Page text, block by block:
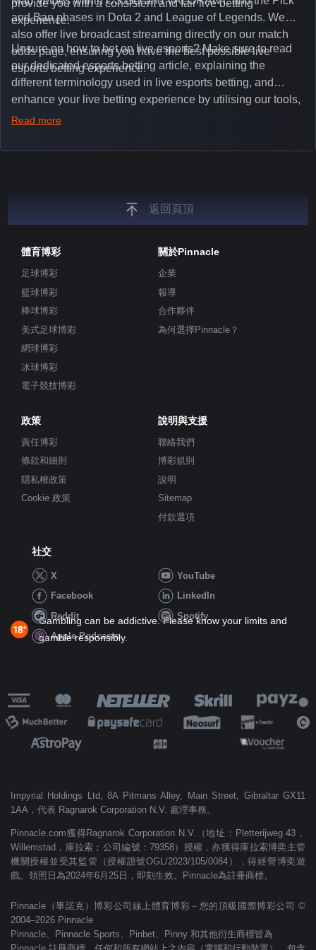
provide you with a consistent and fair live betting
experience.
and Ban phases in Dota 2 and League of Legends. We
also offer live broadcast streaming directly on our match
odds page, ensuring you have the best possible live
esports betting experience.
Unsure on how to bet on live esports? Make sure to read
our dedicated esports betting article, explaining the
different terminology used in live esports betting, and
enhance your live betting experience by utilising our tools,
such as integrated live broadcasts, match and round
unique insights on the latest esports events.
Read more
返回頁頂
體育博彩
足球博彩
籃球博彩
棒球博彩
美式足球博彩
網球博彩
冰球博彩
電子競技博彩
關於Pinnacle
企業
報導
合作夥伴
為何選擇Pinnacle？
政策
責任博彩
條款和細則
隱私權政策
Cookie 政策
說明與支援
聯絡我們
博彩規則
說明
Sitemap
付款選項
社交
X
YouTube
Facebook
LinkedIn
Reddit
Spotify
Apple Podcasts
Gambling can be addictive. Please know your limits and
gamble responsibly.
Impyrial Holdings Ltd, 8A Pitmans Alley, Main Street, Gibraltar GX11
1AA，代表 Ragnarok Corporation N.V. 處理事務。
Pinnacle.com獲得Ragnarok Corporation N.V.（地址：Pletterijweg 43，
Willemstad，庫拉索；公司編號：79358）授權，亦獲得庫拉索博奕主管
機關授權並受其監管（授權證號OGL/2023/105/0084），得經營博奕遊
戲。領照日為2024年6月25日，即刻生效。Pinnacle為註冊商標。
Pinnacle（畢諾克）博彩公司線上體育博彩－您的頂級國際博彩公司 ©
2004–2026 Pinnacle
Pinnacle、Pinnacle Sports、Pinbet、Pinny 和其他衍生商標皆為